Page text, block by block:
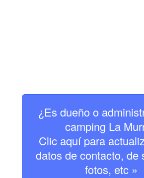
¿Es dueño o
camping La
Clic aquí para
datos de contacto, de
fotos, etc »